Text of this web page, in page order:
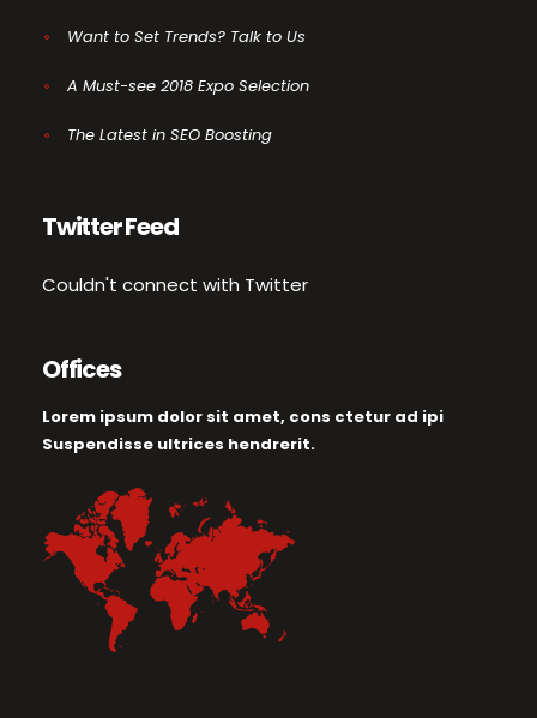
Want to Set Trends? Talk to Us
A Must-see 2018 Expo Selection
The Latest in SEO Boosting
Twitter Feed
Couldn't connect with Twitter
Offices
Lorem ipsum dolor sit amet, cons ctetur ad ipi
Suspendisse ultrices hendrerit.